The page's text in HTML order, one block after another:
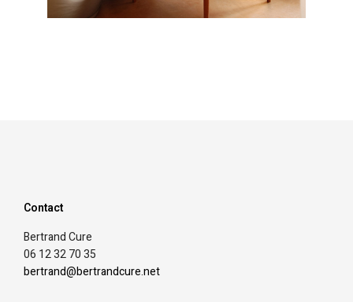
Contact
Bertrand Cure
06 12 32 70 35
bertrand@bertrandcure.net